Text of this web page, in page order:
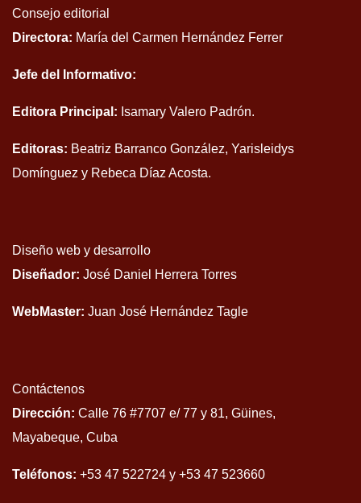
Consejo editorial
Directora: María del Carmen Hernández Ferrer
Jefe del Informativo:
Editora Principal: Isamary Valero Padrón.
Editoras: Beatriz Barranco González, Yarisleidys
Domínguez y Rebeca Díaz Acosta.
Diseño web y desarrollo
Diseñador: José Daniel Herrera Torres
WebMaster: Juan José Hernández Tagle
Contáctenos
Dirección: Calle 76 #7707 e/ 77 y 81, Güines,
Mayabeque, Cuba
Teléfonos: +53 47 522724 y +53 47 523660